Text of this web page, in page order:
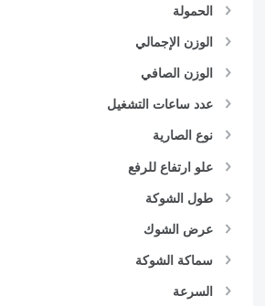
الحمولة
الوزن الإجمالي
الوزن الصافي
عدد ساعات التشغيل
نوع الصارية
علو ارتفاع للرفع
طول الشوكة
عرض الشوك
سماكة الشوكة
السرعة